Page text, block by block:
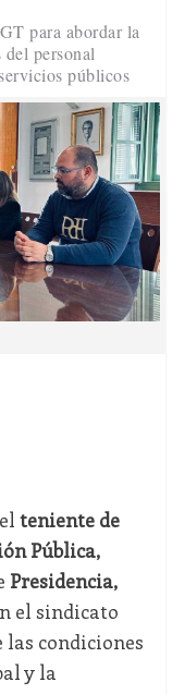
para abordar la
personal
públicos
teniente de
Pública,
Presidencia,
el sindicato
condiciones
y la